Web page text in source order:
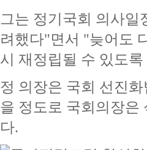
그는 정기국회 의사일
려했다"면서 "늦어도
시 재정립될 수 있도
정 의장은 국회 선진
을 정도로 국회의장은
다.